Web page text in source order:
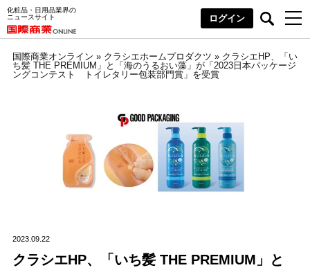
化粧品・日用品業界の
ニュースサイト
ログイン
国際商業オンライン » クラシエホームプロダクツ » クラシエHP、「い
ち髪 THE PREMIUM」と「海のうるおい藻」が「2023日本パッケージ
ングコンテスト トイレタリー包装部門賞」を受賞
2023.09.22
クラシエHP、「いち髪 THE PREMIUM」と